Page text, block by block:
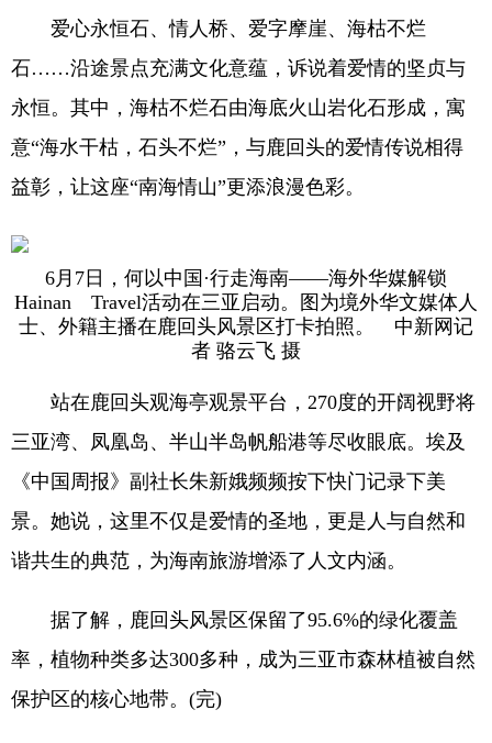
爱心永恒石、情人桥、爱字摩崖、海枯不烂
石……沿途景点充满文化意蕴，诉说着爱情的坚贞与
永恒。其中，海枯不烂石由海底火山岩化石形成，寓
意“海水干枯，石头不烂”，与鹿回头的爱情传说相得
益彰，让这座“南海情山”更添浪漫色彩。
6月7日，何以中国·行走海南——海外华媒解锁
Hainan Travel活动在三亚启动。图为境外华文媒体人
士、外籍主播在鹿回头风景区打卡拍照。 中新网记
者 骆云飞 摄
站在鹿回头观海亭观景平台，270度的开阔视野将
三亚湾、凤凰岛、半山半岛帆船港等尽收眼底。埃及
《中国周报》副社长朱新娥频频按下快门记录下美
景。她说，这里不仅是爱情的圣地，更是人与自然和
谐共生的典范，为海南旅游增添了人文内涵。
据了解，鹿回头风景区保留了95.6%的绿化覆盖
率，植物种类多达300多种，成为三亚市森林植被自然
保护区的核心地带。(完)